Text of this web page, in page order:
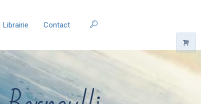
Librairie Contact